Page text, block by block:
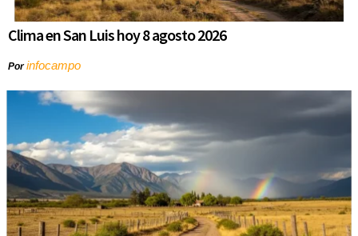
Clima en San Luis hoy 8 agosto 2026
Porinfocampo